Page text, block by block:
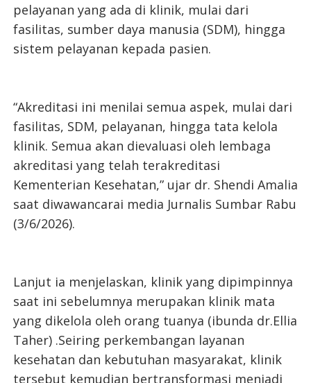
pelayanan yang ada di klinik, mulai dari
fasilitas, sumber daya manusia (SDM), hingga
sistem pelayanan kepada pasien.
“Akreditasi ini menilai semua aspek, mulai dari
fasilitas, SDM, pelayanan, hingga tata kelola
klinik. Semua akan dievaluasi oleh lembaga
akreditasi yang telah terakreditasi
Kementerian Kesehatan,” ujar dr. Shendi Amalia
saat diwawancarai media Jurnalis Sumbar Rabu
(3/6/2026).
Lanjut ia menjelaskan, klinik yang dipimpinnya
saat ini sebelumnya merupakan klinik mata
yang dikelola oleh orang tuanya (ibunda dr.Ellia
Taher) .Seiring perkembangan layanan
kesehatan dan kebutuhan masyarakat, klinik
tersebut kemudian bertransformasi menjadi